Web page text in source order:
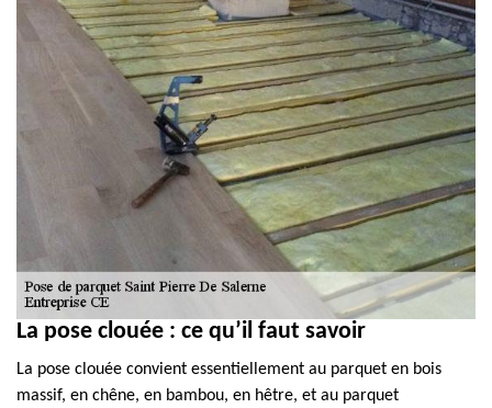
La pose clouée : ce qu’il faut savoir
La pose clouée convient essentiellement au parquet en bois
massif, en chêne, en bambou, en hêtre, et au parquet